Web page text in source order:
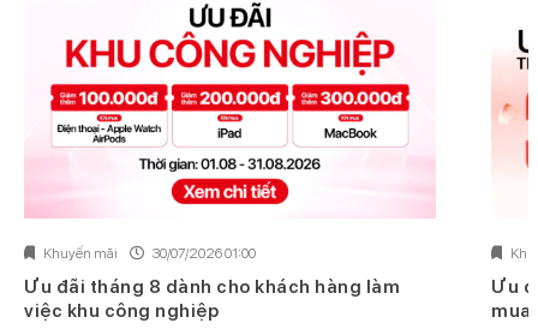
Khuyến mãi 30/07/2026 01:00
Ưu đãi tháng 8 dành cho khách hàng làm
việc khu công nghiệp
Ưu
mua